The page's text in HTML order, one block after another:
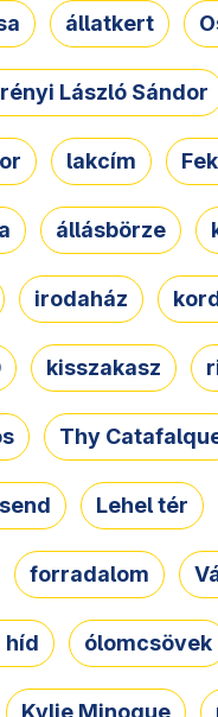
állatkert
László Sándor
lakcím
állásbörze
irodaház
kisszakasz
Thy
Lehel tér
forradalom
híd ólomcsövek
Kylie Minogue